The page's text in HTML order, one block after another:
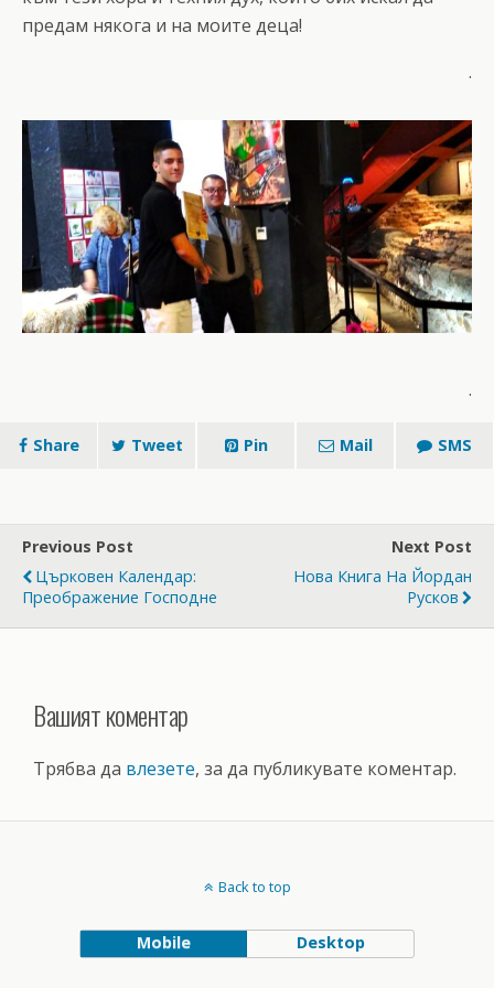
предам някога и на моите деца!
.
.
Share Tweet Pin Mail SMS
Previous Post
Църковен Календар:
Преображение Господне
Next Post
Нова Книга На Йордан
Русков
Вашият коментар
Трябва да влезете, за да публикувате коментар.
Back to top
Mobile Desktop